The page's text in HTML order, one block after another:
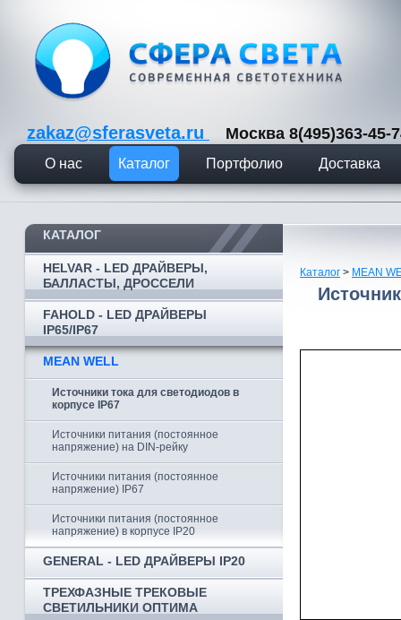
zakaz@sferasveta.ru Москва 8(495)363-
О нас Каталог Портфолио Доставка
КАТАЛОГ
HELVAR - LED ДРАЙВЕРЫ,
БАЛЛАСТЫ, ДРОССЕЛИ
FAHOLD - LED ДРАЙВЕРЫ
IP65/IP67
MEAN WELL
Источники тока для светодиодов в
корпусе IP67
Источники питания (постоянное
напряжение) на DIN-рейку
Источники питания (постоянное
напряжение) IP67
Источники питания (постоянное
напряжение) в корпусе IP20
GENERAL - LED ДРАЙВЕРЫ IP20
ТРЕХФАЗНЫЕ ТРЕКОВЫЕ
СВЕТИЛЬНИКИ ОПТИМА
Каталог > MEAN